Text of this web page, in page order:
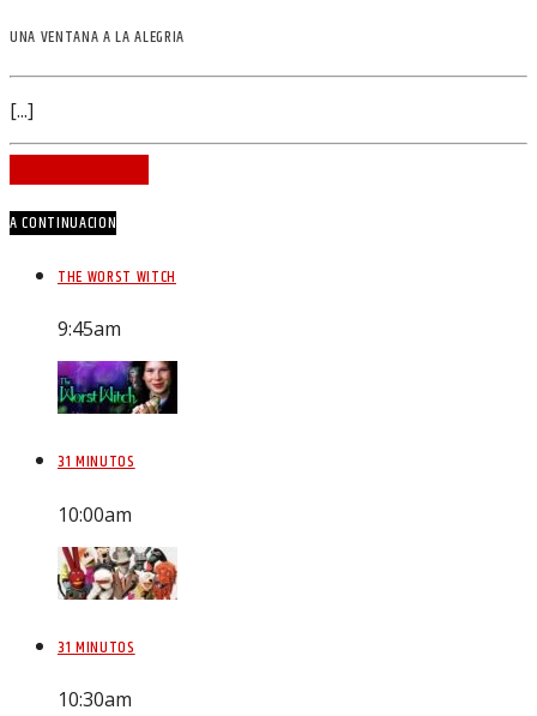
UNA VENTANA A LA ALEGRIA
[...]
A CONTINUACION
THE WORST WITCH
9:45am
31 MINUTOS
10:00am
31 MINUTOS
10:30am